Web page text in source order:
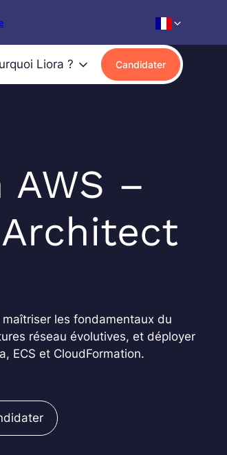
Liora ? Candidater
–
les fondamentaux du
réseau évolutives, et déployer
ECS et CloudFormation.